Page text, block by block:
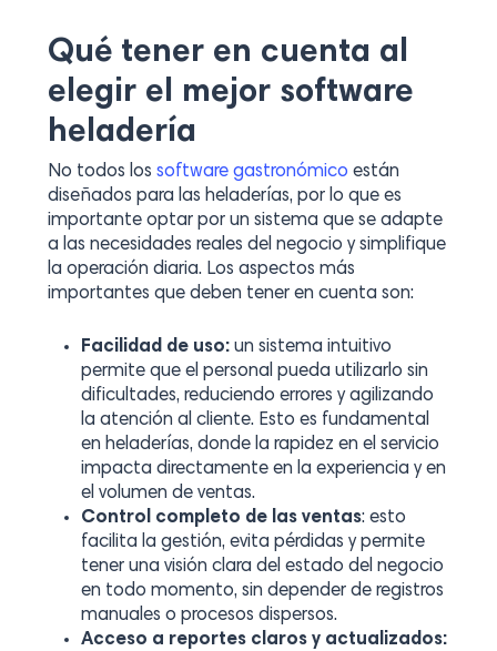
Qué tener en cuenta al
elegir el mejor software
heladería
No todos los software gastronómico están
diseñados para las heladerías, por lo que es
importante optar por un sistema que se adapte
a las necesidades reales del negocio y simplifique
la operación diaria. Los aspectos más
importantes que deben tener en cuenta son:
Facilidad de uso:un sistema intuitivo
permite que el personal pueda utilizarlo sin
dificultades, reduciendo errores y agilizando
la atención al cliente. Esto es fundamental
en heladerías, donde la rapidez en el servicio
impacta directamente en la experiencia y en
el volumen de ventas.
Control completo de las ventas: esto
facilita la gestión, evita pérdidas y permite
tener una visión clara del estado del negocio
en todo momento, sin depender de registros
manuales o procesos dispersos.
Acceso a reportes claros y actualizados: